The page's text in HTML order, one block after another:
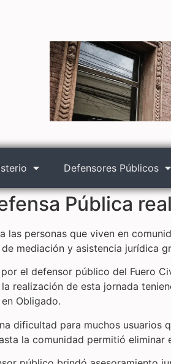
Defensores Públicos
Pública
las personas que viven en
mediación y asistencia jurídica
el defensor público del Fuero
realización de esta jornada
Obligado.
dificultad para muchos
la comunidad permitió eliminar